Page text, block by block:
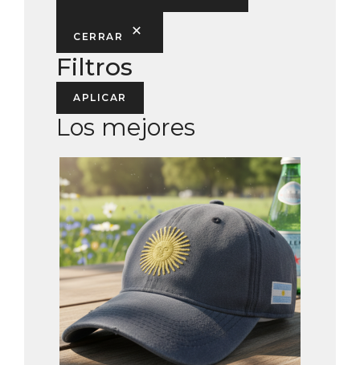
CERRAR
Filtros
APLICAR
Los mejores